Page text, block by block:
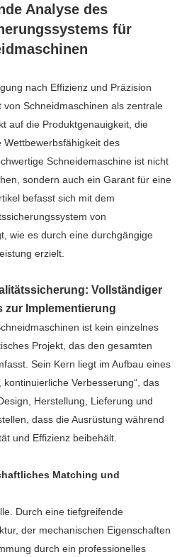
Analyse des
für
nach Effizienz und Präzision
Schneidmaschinen als zentrale
auf die Produktgenauigkeit, die
Wettbewerbsfähigkeit des
Schneidemaschine ist nicht
sondern auch ein Garant für eine
befasst sich mit dem
von
wie es durch eine durchgängige
erzielt.
Vollständiger
zur Implementierung
ist kein einzelnes
Projekt, das den gesamten
Sein Kern liegt im Aufbau eines
Verbesserung“, das
Herstellung, Lieferung und
dass die Ausrüstung während
und Effizienz beibehält.
Matching und
Durch eine tiefgreifende
der mechanischen Eigenschaften
durch ein professionelles